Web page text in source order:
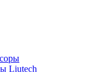
Liutech